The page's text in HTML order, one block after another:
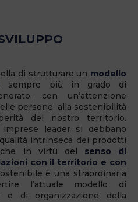
di strutturare un modello
sempre più in grado di
con un’attenzione
persone, alla sostenibilità
del nostro territorio.
leader si debbano
intrinseca dei prodotti
in virtù del senso di
con il territorio e con
è una straordinaria
l’attuale modello di
e di organizzazione della